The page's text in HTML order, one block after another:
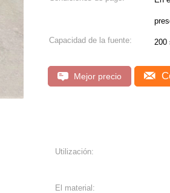
Capacidad de la fuente: 200
Mejor precio
Utilización:
El material: